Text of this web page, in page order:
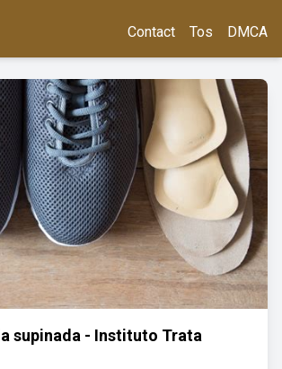
Contact Tos DMCA
supinada - Instituto Trata